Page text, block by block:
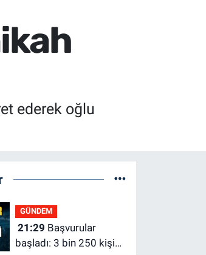
ederek oğlu
GÜNDEM
21:29
başladı: 3 bin 250 kişi